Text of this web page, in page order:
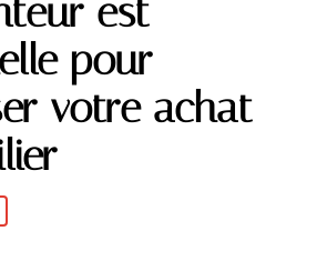
est
pour
votre achat